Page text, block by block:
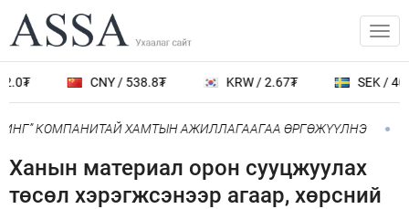
CNY / 538.8₮ KRW / 2.67₮ SEK /
КОМПАНИТАЙ ХАМТЫН АЖИЛЛАГААГАА ӨРГӨЖҮҮЛНЭ
Ханын материал орон сууцжуулах
төсөл хэрэгжсэнээр агаар, хөрсний